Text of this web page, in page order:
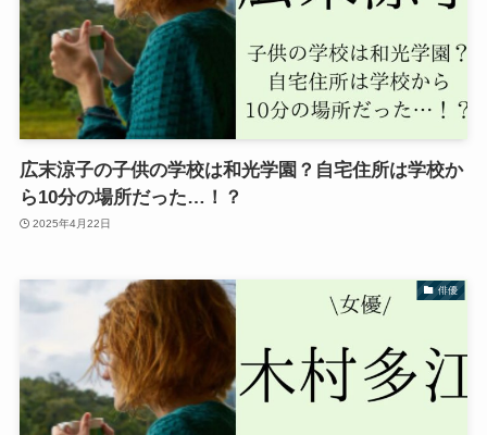
広末涼子の子供の学校は和光学園？自宅住所は学校か
ら10分の場所だった…！？
2025年4月22日
俳優